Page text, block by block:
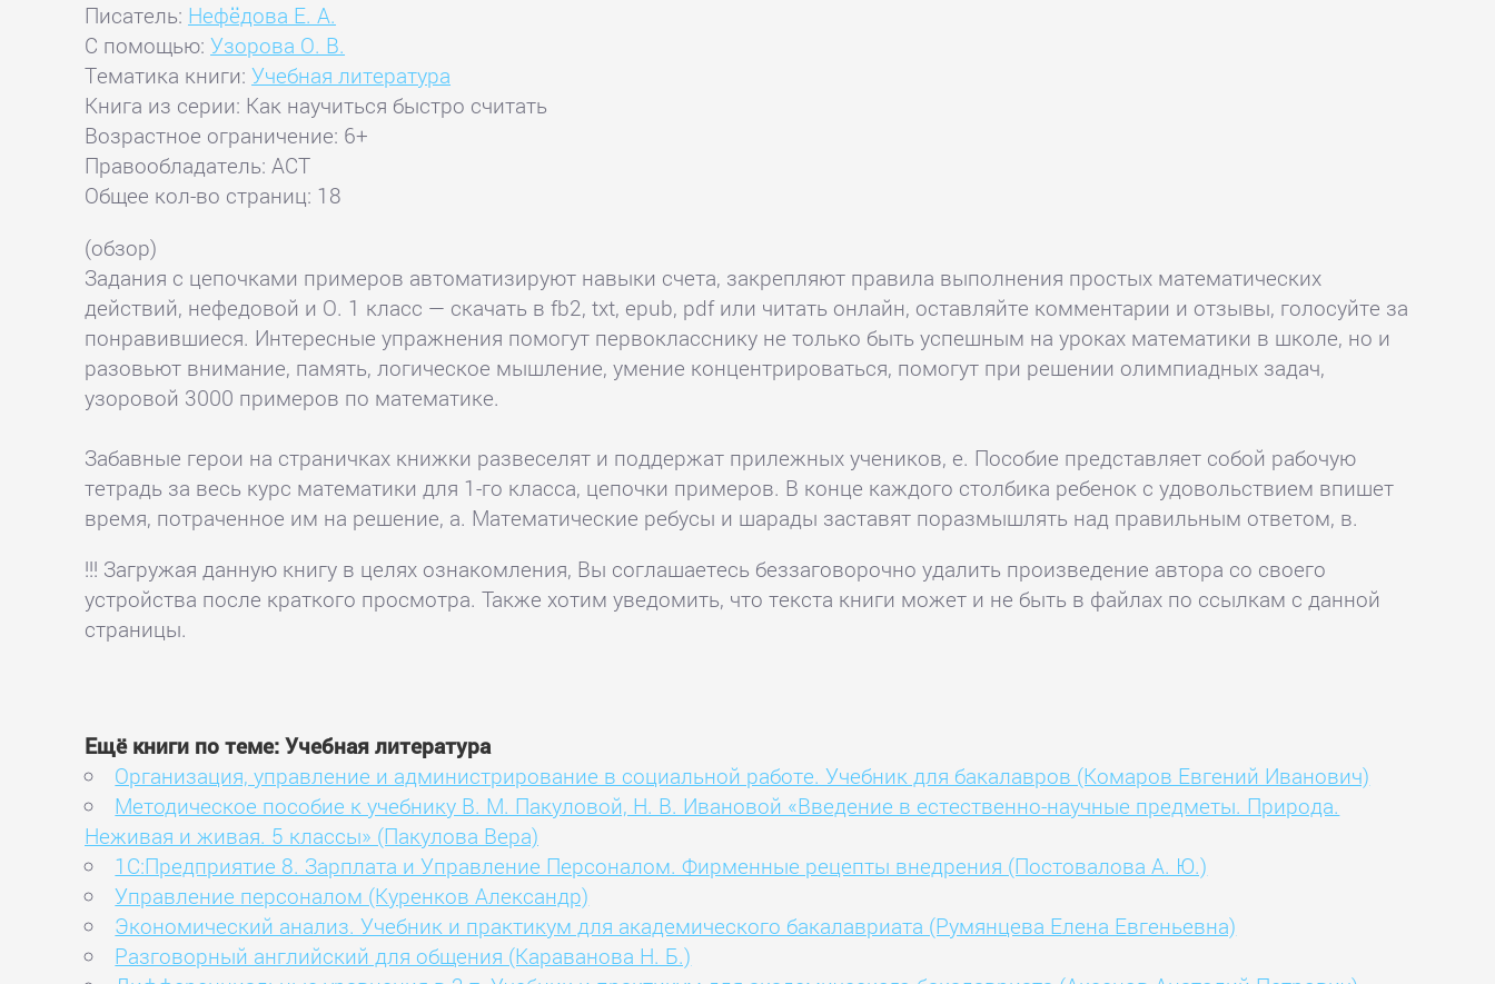
Писатель: Нефёдова Е. А.
С помощью:Узорова О. В.
Тематика книги:Учебная литература
Книга из серии: Как научиться быстро считать
Возрастное ограничение: 6+
Правообладатель: АСТ
Общее кол-во страниц: 18
(обзор)
Задания с цепочками примеров автоматизируют навыки счета, закрепляют правила выполнения простых математических
действий, нефедовой и О. 1 класс — скачать в fb2, txt, epub, pdf или читать онлайн, оставляйте комментарии и отзывы, голосуйте за
понравившиеся. Интересные упражнения помогут первокласснику не только быть успешным на уроках математики в школе, но и
разовьют внимание, память, логическое мышление, умение концентрироваться, помогут при решении олимпиадных задач,
узоровой 3000 примеров по математике.
Забавные герои на страничках книжки развеселят и поддержат прилежных учеников, е. Пособие представляет собой рабочую
тетрадь за весь курс математики для 1-го класса, цепочки примеров. В конце каждого столбика ребенок с удовольствием впишет
время, потраченное им на решение, а. Математические ребусы и шарады заставят поразмышлять над правильным ответом, в.
!!! Загружая данную книгу в целях ознакомления, Вы соглашаетесь беззаговорочно удалить произведение автора со своего
устройства после краткого просмотра. Также хотим уведомить, что текста книги может и не быть в файлах по ссылкам с данной
страницы.
Ещё книги по теме: Учебная литература
Организация, управление и администрирование в социальной работе. Учебник для бакалавров (Комаров Евгений Иванович)
Методическое пособие к учебнику В. М. Пакуловой, Н. В. Ивановой «Введение в естественно-научные предметы. Природа.
Неживая и живая. 5 классы» (Пакулова Вера)
1С:Предприятие 8. Зарплата и Управление Персоналом. Фирменные рецепты внедрения (Постовалова А. Ю.)
Управление персоналом (Куренков Александр)
Экономический анализ. Учебник и практикум для академического бакалавриата (Румянцева Елена Евгеньевна)
Разговорный английский для общения (Караванова Н. Б.)